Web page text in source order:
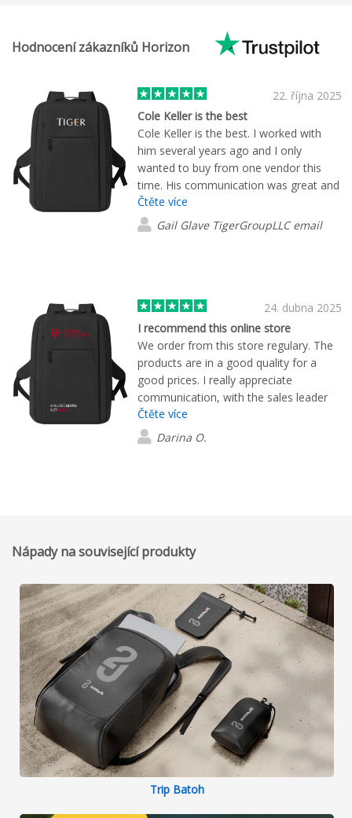
Hodnocení zákazníků Horizon
22. října 2025
Cole Keller is the best
Cole Keller is the best. I worked with
him several years ago and I only
wanted to buy from one vendor this
time. His communication was great and
he works very quickly. The branded
products he made for our company
were spot on! Will definitely buy from
Čtěte více
Gail Glave TigerGroupLLC email
24. dubna 2025
I recommend this online store
We order from this store regulary. The
products are in a good quality for a
good prices. I really appreciate
communication, with the sales leader
Lee, who is always prompt and at the
top level. Delivery is too extremly fast.
Feel satisfied with this deal.
Čtěte více
Darina O.
Nápady na související produkty
Trip Batoh